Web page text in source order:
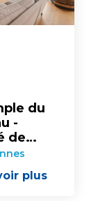
du
-
de
plus